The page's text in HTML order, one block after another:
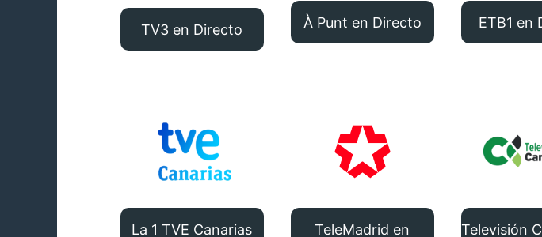
TV3 en Directo À Punt en Directo ETB1 en
La 1 TVE Canarias TeleMadrid en Televisión